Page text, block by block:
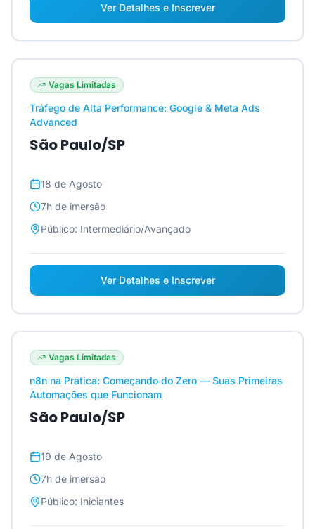
Ver Detalhes e Inscrever
Vagas Limitadas
Tráfego de Alta Performance: Google & Meta Ads
Advanced
São Paulo/SP
18 de Agosto
7h de imersão
Público: Intermediário/Avançado
Ver Detalhes e Inscrever
Vagas Limitadas
n8n na Prática: Começando do Zero — Suas Primeiras
Automações que Funcionam
São Paulo/SP
19 de Agosto
7h de imersão
Público: Iniciantes